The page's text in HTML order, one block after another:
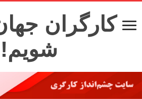
کارگران
شویم!